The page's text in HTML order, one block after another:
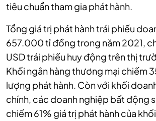
tiêu chuẩn tham gia phát hành.
Tổng giá trị phát hành trái phiếu
657.000 tỉ đồng trong năm 2021,
USD trái phiếu huy động trên thị
Khối ngân hàng thương mại chiếm
lượng phát hành. Còn với khối
chính, các doanh nghiệp bất động
chiếm 61% giá trị phát hành của